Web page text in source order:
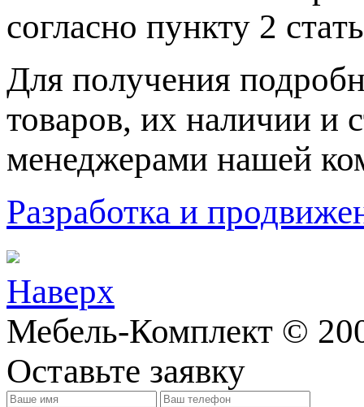
согласно пункту 2
Для пoлучения
товaров, их нaличии и
менеджерами нашей
Разработка и
Наверх
Мебель-Комплект ©
Оставьте заявку